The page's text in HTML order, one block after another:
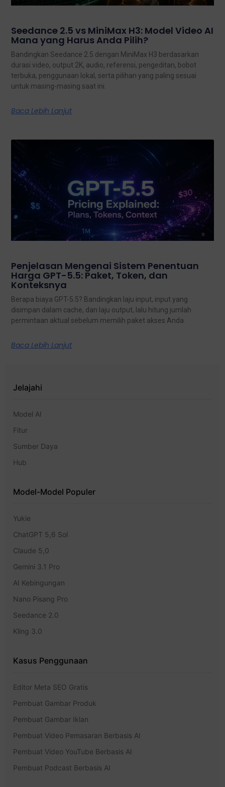
Seedance 2.5 vs MiniMax H3: Model Video AI
Mana yang Harus Anda Pilih?
Bandingkan Seedance 2.5 dengan MiniMax H3 berdasarkan
durasi video, output 2K, audio, referensi, pengeditan, bobot
terbuka, penggunaan lokal, serta pilihan yang paling sesuai
untuk masing-masing saat ini.
Baca Lebih Lanjut
Penjelasan Mengenai Sistem Penentuan
Harga GPT-5.5: Paket, Token, dan
Konteksnya
Berapa biaya GPT-5.5? Bandingkan laju input, input yang
disimpan dalam cache, dan laju output, lalu hitung jumlah
permintaan aktual sebelum memilih paket akses Anda.
Baca Lebih Lanjut
Jelajahi
Model AI
Fitur
Sumber Daya
Hub
Model-Model Populer
Yukie
ChatGPT 5,6 Sol
Claude 5,0
Gemini 3.1 Pro
AI Kebingungan
Nano Pisang Pro
Seedance 2.0
Kling 3.0
Kasus Penggunaan
Editor Meta SEO Gratis
Pembuat Gambar Produk
Pembuat Gambar Iklan
Pembuat Video Pemasaran Berbasis AI
Pembuat Video YouTube Berbasis AI
Pembuat Podcast Berbasis AI